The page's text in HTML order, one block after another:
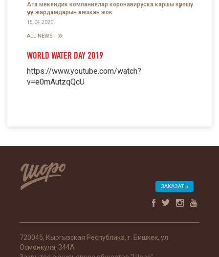
Ата мекендик компаниялар коронавируска каршы күрөшүү
үчүн жардамдарын аяшкан жок
15.04.2020
ALL NEWS
WORLD WATER DAY 2019
https://www.youtube.com/watch?
v=e0mAutzqQcU
ЗАКАЗАТЬ
720045, Кыргызская Республика, г. Бишкек, ул.
Осмонкула, 344А